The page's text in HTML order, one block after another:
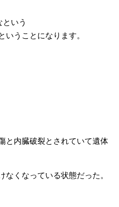
いう
いうことになります。
と内臓破裂とされていて遺体
なくなっている状態だった。